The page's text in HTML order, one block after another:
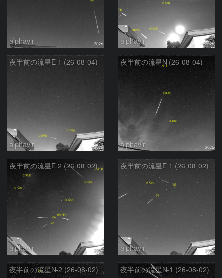
alphavir alphavir
夜半前の流星E-1 (26-08-04)
alphavir
夜半前の流星N (26-08-04)
alphavir
夜半前の流星E-2 (26-08-02)
alphavir
夜半前の流星E-1 (26-08-02)
alphavir
夜半前の流星N-2 (26-08-02) 夜半前の流星N-1 (26-08-02)